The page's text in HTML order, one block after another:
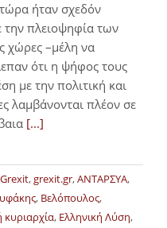
ήταν σχεδόν
την πλειοψηφία των
χώρες –μέλη να
ότι η ψήφος τους
με την πολιτική και
λαμβάνονται πλέον σε
[...]
Grexit,grexit.gr,ΑΝΤΑΡΣΥΑ,
, Βελόπουλος,
κυριαρχία, Ελληνική Λύση,